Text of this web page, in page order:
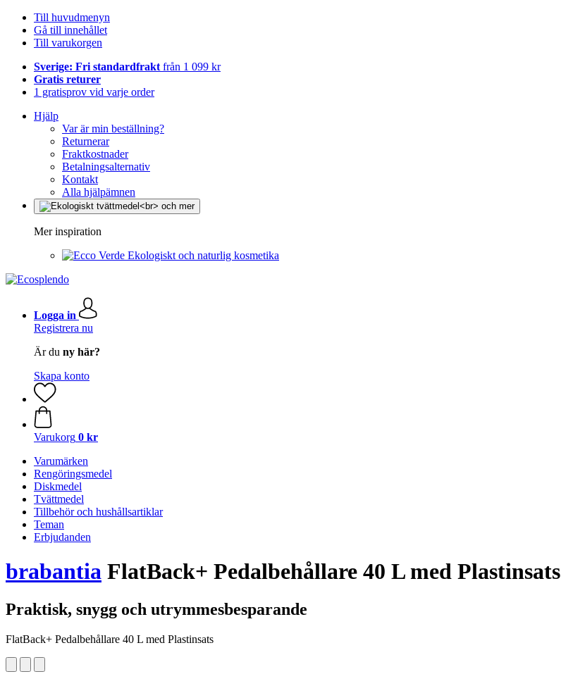
Till huvudmenyn
Gå till innehållet
Till varukorgen
Sverige: Fri standardfrakt från 1 099 kr
Gratis returer
1 gratisprov vid varje order
Hjälp
Var är min beställning?
Returnerar
Fraktkostnader
Betalningsalternativ
Kontakt
Alla hjälpämnen
Mer inspiration
Ekologiskt och naturlig kosmetika
Logga in
Registrera nu
Är du ny här?
Skapa konto
Varukorg 0 kr
Varumärken
Rengöringsmedel
Diskmedel
Tvättmedel
Tillbehör och hushållsartiklar
Teman
Erbjudanden
brabantia FlatBack+ Pedalbehållare 40 L med Plastinsats
Praktisk, snygg och utrymmesbesparande
FlatBack+ Pedalbehållare 40 L med Plastinsats